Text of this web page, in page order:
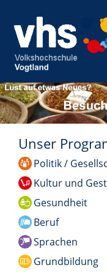
Unser
Politik /
Kultur und
Gesundheit
Beruf
Sprachen
Grundbildung